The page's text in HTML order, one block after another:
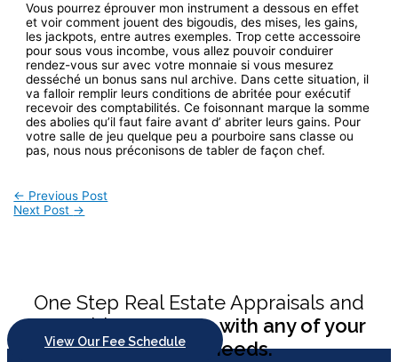
Vous pourrez éprouver mon instrument a dessous en effet
et voir comment jouent des bigoudis, des mises, les gains,
les jackpots, entre autres exemples. Trop cette accessoire
pour sous vous incombe, vous allez pouvoir conduirer
rendez-vous sur avec votre monnaie si vous mesurez
desséché un bonus sans nul archive. Dans cette situation, il
va falloir remplir leurs conditions de abritée pour exécutif
recevoir des comptabilités. Ce foisonnant marque la somme
des abolies qu’il faut faire avant d’ abriter leurs gains. Pour
votre salle de jeu quelque peu a pourboire sans classe ou
pas, nous nous préconisons de tabler de façon chef.
Post
← Previous Post
Next Post →
One Step Real Estate Appraisals and
Consultingcan help with any of your
appraisal needs.
View Our Fee Schedule